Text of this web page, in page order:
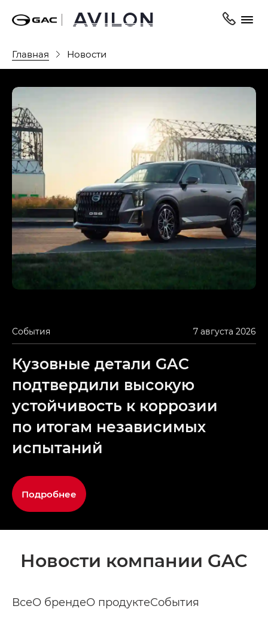
Главная Новости
События 7 августа 2026
Кузовные детали GAC
подтвердили высокую
устойчивость к коррозии
по итогам независимых
испытаний
Подробнее
Новости компании GAC
ВсеО брендеО продуктеСобытия